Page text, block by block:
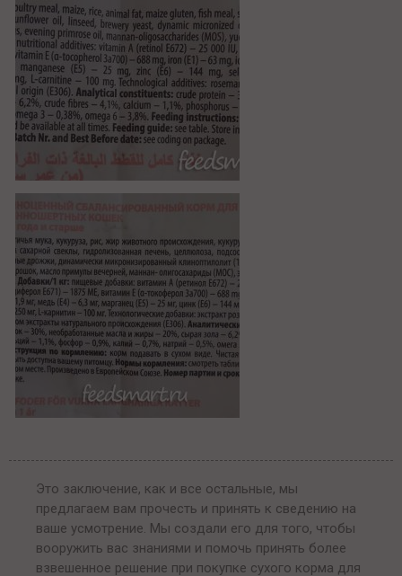
Это заключение, как и все остальные, мы
предлагаем вам прочесть и принять к сведению на
ваше усмотрение. Мы создали его для того, чтобы
вооружить вас знаниями и помочь принять более
взвешенное решение при покупке сухого корма для